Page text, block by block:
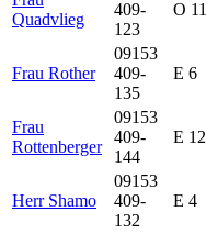
Quadvlieg
409-
123
O 11
Frau Rother
09153
409-
135
E 6
Frau
Rottenberger
09153
409-
144
E 12
Herr Shamo
09153
409-
132
E 4